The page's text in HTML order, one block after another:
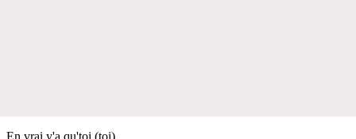
En vrai y'a qu'toi (toi)